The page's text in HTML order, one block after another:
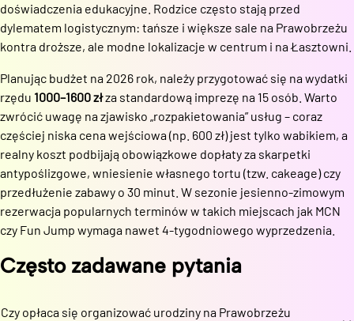
doświadczenia edukacyjne. Rodzice często stają przed
dylematem logistycznym: tańsze i większe sale na Prawobrzeżu
kontra droższe, ale modne lokalizacje w centrum i na Łasztowni.
Planując budżet na 2026 rok, należy przygotować się na wydatki
rzędu 1000–1600 złza standardową imprezę na 15 osób. Warto
zwrócić uwagę na zjawisko „rozpakietowania” usług – coraz
częściej niska cena wejściowa (np. 600 zł) jest tylko wabikiem, a
realny koszt podbijają obowiązkowe dopłaty za skarpetki
antypoślizgowe, wniesienie własnego tortu (tzw. cakeage) czy
przedłużenie zabawy o 30 minut. W sezonie jesienno-zimowym
rezerwacja popularnych terminów w takich miejscach jak MCN
czy Fun Jump wymaga nawet 4-tygodniowego wyprzedzenia.
Często zadawane pytania
Czy opłaca się organizować urodziny na Prawobrzeżu